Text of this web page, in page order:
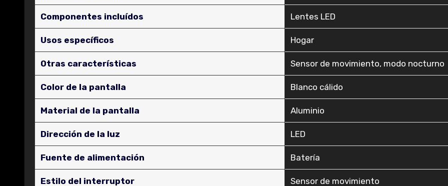
Componentes incluídos ‎Lentes LED
Usos específicos ‎Hogar
Otras características ‎Sensor de movimiento, modo nocturno
Color de la pantalla ‎Blanco cálido
Material de la pantalla ‎Aluminio
Dirección de la luz ‎LED
Fuente de alimentación ‎Batería
Estilo del interruptor ‎Sensor de movimiento